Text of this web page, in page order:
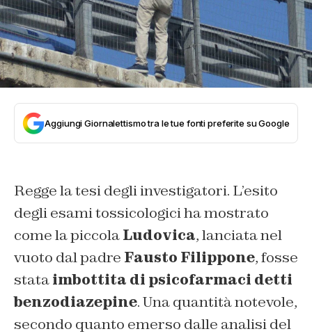
Aggiungi Giornalettismo tra le tue fonti preferite su Google
Regge la tesi degli investigatori. L’esito
degli esami tossicologici ha mostrato
come la piccolaLudovica, lanciata nel
vuoto dal padre Fausto Filippone, fosse
stataimbottita di psicofarmaci detti
benzodiazepine. Una quantità notevole,
secondo quanto emerso dalle analisi del